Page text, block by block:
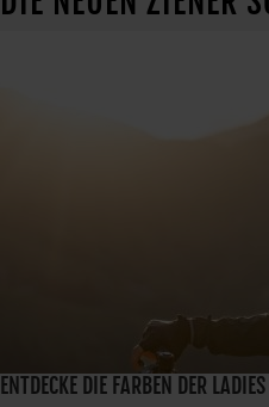
ENTDECKE DIE FARBEN DER